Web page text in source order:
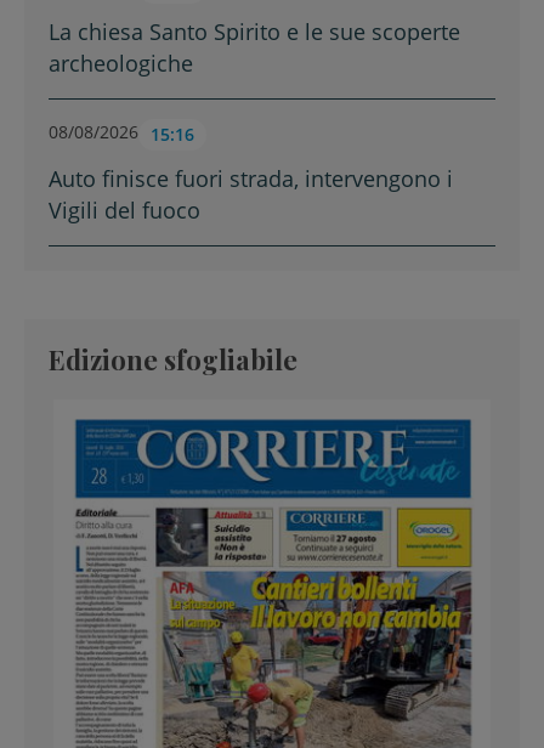
La chiesa Santo Spirito e le sue scoperte
archeologiche
08/08/2026 15:16
Auto finisce fuori strada, intervengono i
Vigili del fuoco
Edizione sfogliabile